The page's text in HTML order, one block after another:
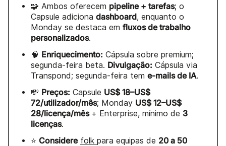
🧩 Ambos oferecem pipeline + tarefas; o
Capsule adiciona dashboard, enquanto o
Monday se destaca em fluxos de trabalho
personalizados.
🧠 Enriquecimento: Cápsula sobre premium;
segunda-feira beta. Divulgação: Cápsula via
Transpond; segunda-feira tem e-mails de IA.
💸 Preços: Capsule US$ 18–US$
72/utilizador/mês; Monday US$ 12–US$
28/licença/mês+ Enterprise, mínimo de 3
licenças.
⭐ Considere folk para equipas de 20 a 50